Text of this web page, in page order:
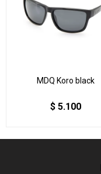
MDQ Koro black
$ 5.100